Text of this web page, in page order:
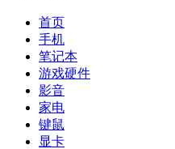
首页
手机
笔记本
游戏硬件
影音
家电
键鼠
显卡